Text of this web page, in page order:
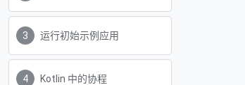
运行初始示例应用
Kotlin 中的协程